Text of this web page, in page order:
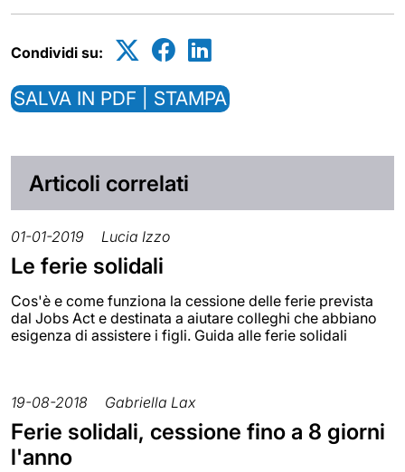
Condividi su:
SALVA IN PDF | STAMPA
Articoli correlati
01-01-2019 Lucia Izzo
Le ferie solidali
Cos'è e come funziona la cessione delle ferie prevista
dal Jobs Act e destinata a aiutare colleghi che abbiano
esigenza di assistere i figli. Guida alle ferie solidali
19-08-2018 Gabriella Lax
Ferie solidali, cessione fino a 8 giorni
l'anno